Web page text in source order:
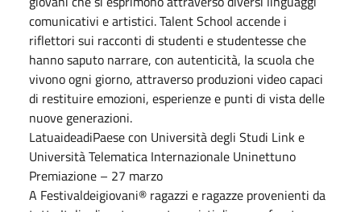
comunicativi e artistici. Talent School accende i
riflettori sui racconti di studenti e studentesse che
hanno saputo narrare, con autenticità, la scuola che
vivono ogni giorno, attraverso produzioni video capaci
di restituire emozioni, esperienze e punti di vista delle
nuove generazioni.
LatuaideadiPaese con Università degli Studi Link e
Università Telematica Internazionale Uninettuno
Premiazione – 27 marzo
A Festivaldeigiovani® ragazzi e ragazze provenienti da